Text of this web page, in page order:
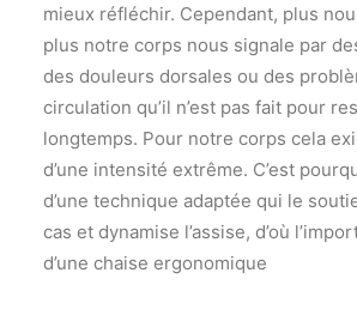
mieux réfléchir. Cependant, plus
plus notre corps nous signale par
des douleurs dorsales ou des
circulation qu’il n’est pas fait pour
longtemps. Pour notre corps cela
d’une intensité extrême. C’est
d’une technique adaptée qui le
cas et dynamise l’assise, d’où
d’une chaise ergonomique